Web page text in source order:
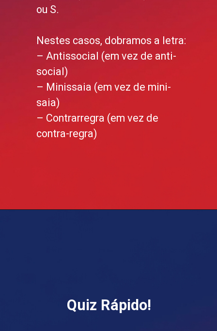
ou S.
Nestes casos, dobramos a letra:
– Antissocial (em vez de anti-
social)
– Minissaia (em vez de mini-
saia)
– Contrarregra (em vez de
contra-regra)
Quiz Rápido!